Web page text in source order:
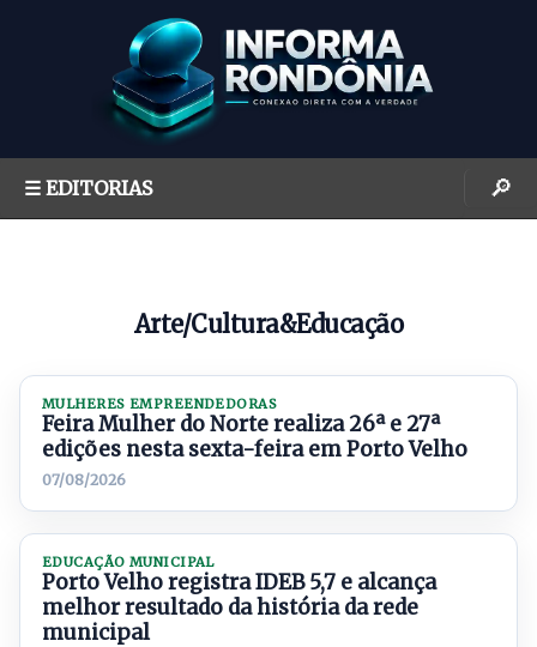
☰ EDITORIAS 🔎
Arte/Cultura&Educação
MULHERES EMPREENDEDORAS
Feira Mulher do Norte realiza 26ª e 27ª
edições nesta sexta-feira em Porto Velho
07/08/2026
EDUCAÇÃO MUNICIPAL
Porto Velho registra IDEB 5,7 e alcança
melhor resultado da história da rede
municipal